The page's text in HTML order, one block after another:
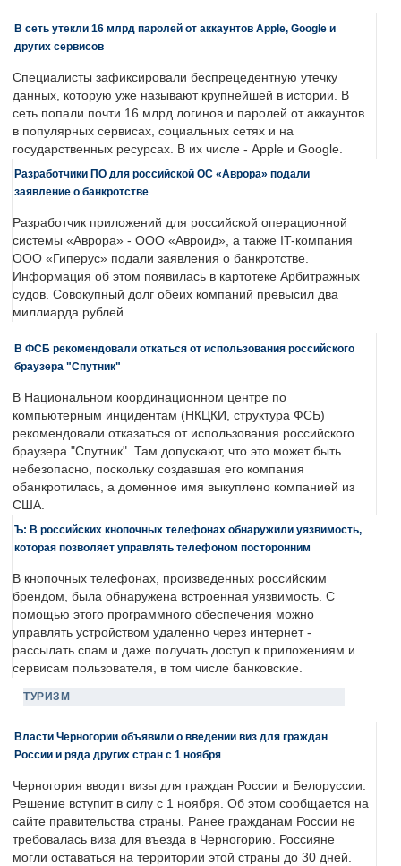
В сеть утекли 16 млрд паролей от аккаунтов Apple, Google и
других сервисов
Специалисты зафиксировали беспрецедентную утечку
данных, которую уже называют крупнейшей в истории. В
сеть попали почти 16 млрд логинов и паролей от аккаунтов
в популярных сервисах, социальных сетях и на
государственных ресурсах. В их числе - Apple и Google.
Разработчики ПО для российской ОС «Аврора» подали
заявление о банкротстве
Разработчик приложений для российской операционной
системы «Аврора» - ООО «Авроид», а также IT-компания
ООО «Гиперус» подали заявления о банкротстве.
Информация об этом появилась в картотеке Арбитражных
судов. Совокупный долг обеих компаний превысил два
миллиарда рублей.
В ФСБ рекомендовали откаться от использования российского
браузера "Спутник"
В Национальном координационном центре по
компьютерным инцидентам (НКЦКИ, структура ФСБ)
рекомендовали отказаться от использования российского
браузера "Спутник". Там допускают, что это может быть
небезопасно, поскольку создавшая его компания
обанкротилась, а доменное имя выкуплено компанией из
США.
Ъ: В российских кнопочных телефонах обнаружили уязвимость,
которая позволяет управлять телефоном посторонним
В кнопочных телефонах, произведенных российским
брендом, была обнаружена встроенная уязвимость. С
помощью этого программного обеспечения можно
управлять устройством удаленно через интернет -
рассылать спам и даже получать доступ к приложениям и
сервисам пользователя, в том числе банковские.
ТУРИЗМ
Власти Черногории объявили о введении виз для граждан
России и ряда других стран с 1 ноября
Черногория вводит визы для граждан России и Белоруссии.
Решение вступит в силу с 1 ноября. Об этом сообщается на
сайте правительства страны. Ранее гражданам России не
требовалась виза для въезда в Черногорию. Россияне
могли оставаться на территории этой страны до 30 дней.